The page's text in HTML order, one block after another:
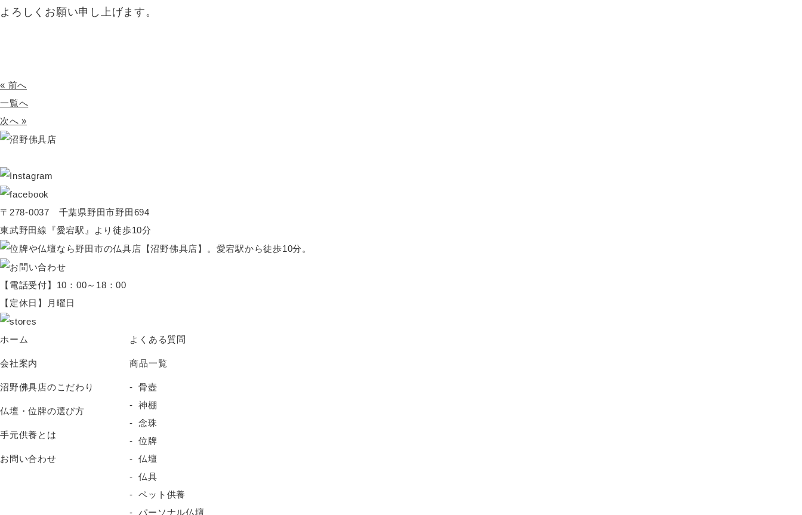
よろしくお願い申し上げます。
« 前へ
一覧へ
次へ »
〒278-0037 千葉県野田市野田694
東武野田線『愛宕駅』より徒歩10分
【電話受付】10：00～18：00
【定休日】月曜日
ホーム
会社案内
沼野佛具店のこだわり
仏壇・位牌の選び方
手元供養とは
お問い合わせ
よくある質問
商品一覧
骨壺
神棚
念珠
位牌
仏壇
仏具
ペット供養
パーソナル仏壇